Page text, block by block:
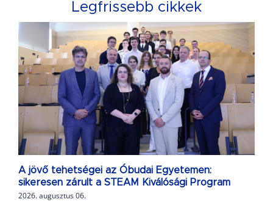
Legfrissebb cikkek
A jövő tehetségei az Óbudai Egyetemen:
sikeresen zárult a STEAM Kiválósági Program
2026. augusztus 06.